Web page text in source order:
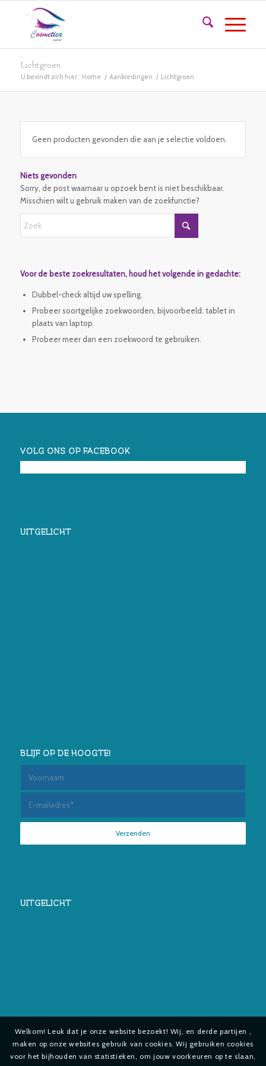
Lichtgroen
U bevindt zich hier: Home / Aanbiedingen / Lichtgroen
Geen producten gevonden die aan je selectie voldoen.
Niets gevonden
Sorry, de post waarnaar u opzoek bent is niet beschikbaar.
Misschien wilt u gebruik maken van de zoekfunctie?
Voor de beste zoekresultaten, houd het volgende in gedachte:
Dubbel-check altijd uw spelling.
Probeer soortgelijke zoekwoorden, bijvoorbeeld: tablet in
plaats van laptop.
Probeer meer dan een zoekwoord te gebruiken.
VOLG ONS OP FACEBOOK
UITGELICHT
BLIJF OP DE HOOGTE!
UITGELICHT
Welkom! Leuk dat je onze website bezoekt! Wij, en derde partijen ,
maken op onze websites gebruik van cookies. Wij gebruiken cookies
voor het bijhouden van statistieken, om jouw voorkeuren op te slaan,